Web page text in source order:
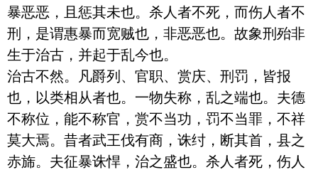
暴恶恶，且惩其未也。杀人者不死，而伤人者不
刑，是谓惠暴而宽贼也，非恶恶也。故象刑殆非
生于治古，并起于乱今也。
治古不然。凡爵列、官职、赏庆、刑罚，皆报
也，以类相从者也。一物失称，乱之端也。夫德
不称位，能不称官，赏不当功，罚不当罪，不祥
莫大焉。昔者武王伐有商，诛纣，断其首，县之
赤旆。夫征暴诛悍，治之盛也。杀人者死，伤人